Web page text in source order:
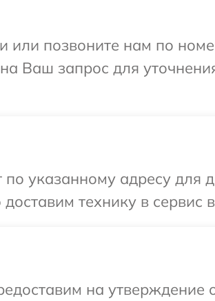
позвоните нам по
Ваш запрос для
указанному адресу для
технику в сервис
на утверждение